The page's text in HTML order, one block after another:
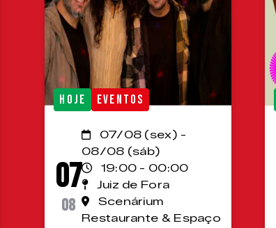
HOJE EVENTOS
07
08
07/08 (sex) -
08/08 (sáb)
19:00 - 00:00
Juiz de Fora
Scenárium
Restaurante & Espaço